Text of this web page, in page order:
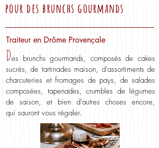
pour des brunchs gourmands
Traiteur en Drôme Provençale
Des brunchs gourmands, composés de cakes
sucrés, de tartinades maison, d'assortiments de
charcuteries et fromages de pays, de salades
composées, tapenades, crumbles de légumes
de saison, et bien d'autres choses encore,
qui sauront vous régaler.